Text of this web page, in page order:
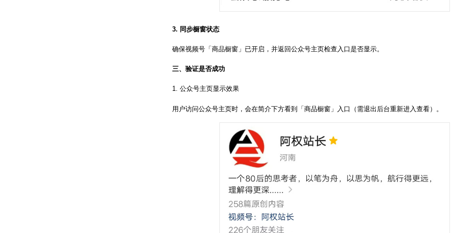
3. 同步橱窗状态
确保视频号「商品橱窗」已开启，并返回公众号主页检查入口是否显示。
三、验证是否成功
1. 公众号主页显示效果
用户访问公众号主页时，会在简介下方看到「商品橱窗」入口（需退出后台重新进入查看）。